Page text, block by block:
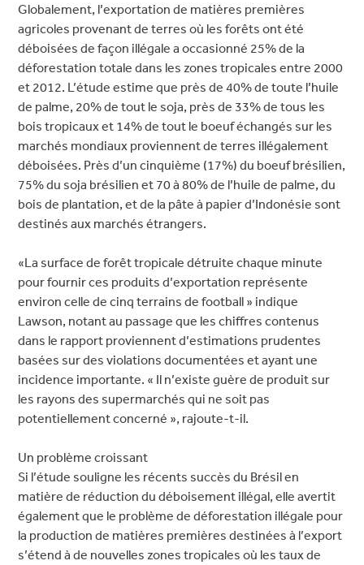
Globalement, l’exportation de matières premières
agricoles provenant de terres où les forêts ont été
déboisées de façon illégale a occasionné 25% de la
déforestation totale dans les zones tropicales entre 2000
et 2012. L’étude estime que près de 40% de toute l’huile
de palme, 20% de tout le soja, près de 33% de tous les
bois tropicaux et 14% de tout le boeuf échangés sur les
marchés mondiaux proviennent de terres illégalement
déboisées. Près d’un cinquième (17%) du boeuf brésilien,
75% du soja brésilien et 70 à 80% de l’huile de palme, du
bois de plantation, et de la pâte à papier d’Indonésie sont
destinés aux marchés étrangers.
«La surface de forêt tropicale détruite chaque minute
pour fournir ces produits d’exportation représente
environ celle de cinq terrains de football » indique
Lawson, notant au passage que les chiffres contenus
dans le rapport proviennent d’estimations prudentes
basées sur des violations documentées et ayant une
incidence importante. « Il n’existe guère de produit sur
les rayons des supermarchés qui ne soit pas
potentiellement concerné », rajoute-t-il.
Un problème croissant
Si l’étude souligne les récents succès du Brésil en
matière de réduction du déboisement illégal, elle avertit
également que le problème de déforestation illégale pour
la production de matières premières destinées à l’export
s’étend à de nouvelles zones tropicales où les taux de